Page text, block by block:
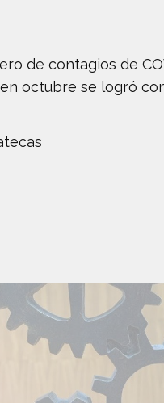
de contagios de
octubre se logró